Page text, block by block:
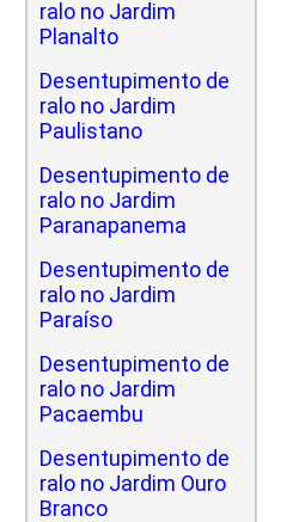
ralo no Jardim
Planalto
Desentupimento de
ralo no Jardim
Paulistano
Desentupimento de
ralo no Jardim
Paranapanema
Desentupimento de
ralo no Jardim
Paraíso
Desentupimento de
ralo no Jardim
Pacaembu
Desentupimento de
ralo no Jardim Ouro
Branco